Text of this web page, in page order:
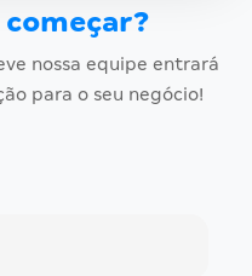
nossa equipe entrará
para o seu negócio!